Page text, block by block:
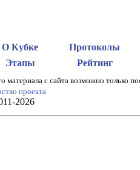
О Кубке
Протоколы
Этапы Рейтинг
материала с сайта возможно только
проекта
2026